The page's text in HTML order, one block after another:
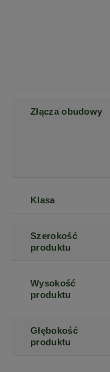
Złącza obudowy
Klasa
Szerokość
produktu
Wysokość
produktu
Głębokość
produktu